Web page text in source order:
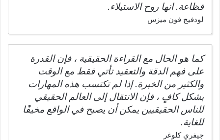
فظاعة. انها روح الاستيلاء.
لودفيج فون ميزس
كما هو الحال مع القراءة الحقيقية ، فإن القدرة
على فهم الدقة والتعقيد تأتي فقط مع الوقت
والكثير من الخبرة. إذا لم تكتسب هذه المهارات
بشكل كافٍ ، فإن الانتقال إلى العالم الحقيقي
للناس الحقيقيين يمكن أن يصبح في الواقع مخيفًا
للغاية.
جيفري كلوغر